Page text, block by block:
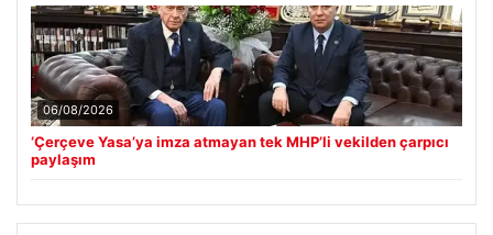
06/08/2026
‘Çerçeve Yasa’ya imza atmayan tek MHP’li vekilden çarpıcı
paylaşım